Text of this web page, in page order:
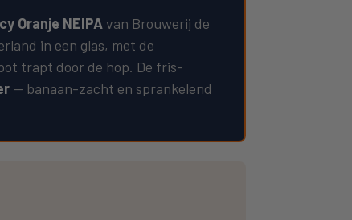
Oranje NEIPA van Brouwerij de
in een glas, met de
trapt door de hop. De fris-
— banaan-zacht en sprankelend